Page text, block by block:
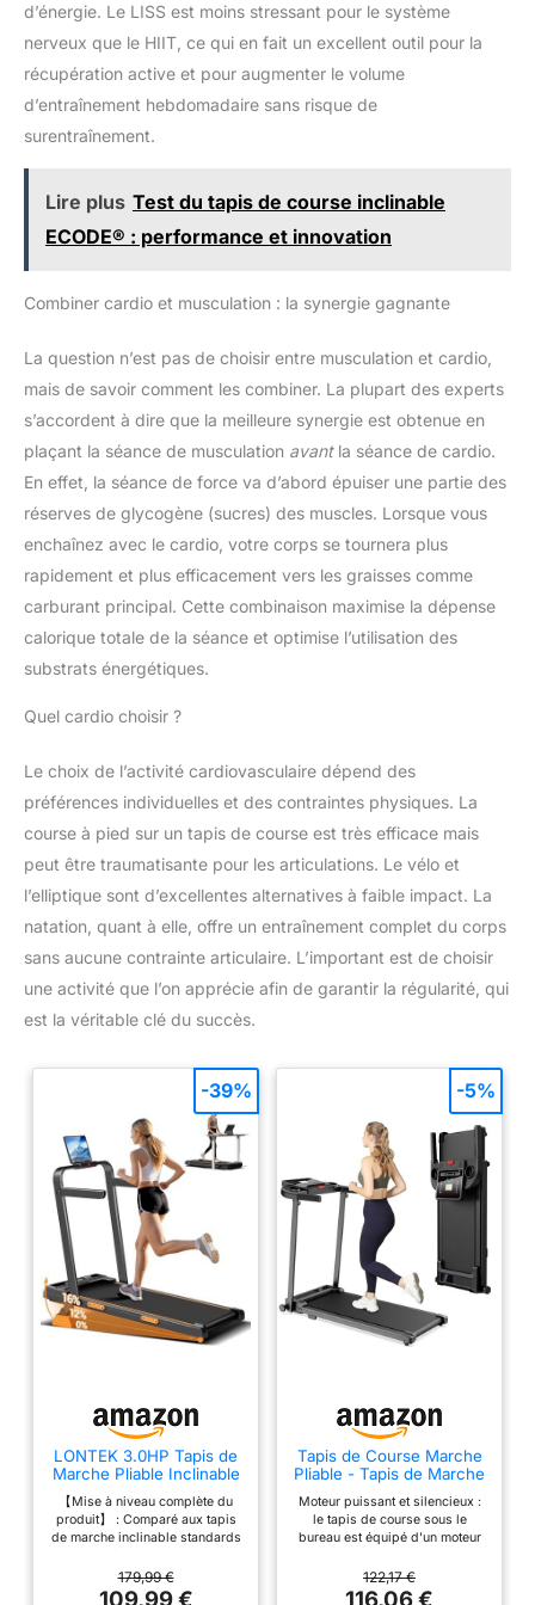
d’énergie. Le LISS est moins stressant pour le système
nerveux que le HIIT, ce qui en fait un excellent outil pour la
récupération active et pour augmenter le volume
d’entraînement hebdomadaire sans risque de
surentraînement.
Lire plus Test du tapis de course inclinable
ECODE® : performance et innovation
Combiner cardio et musculation : la synergie gagnante
La question n’est pas de choisir entre musculation et cardio,
mais de savoir comment les combiner. La plupart des experts
s’accordent à dire que la meilleure synergie est obtenue en
plaçant la séance de musculation avantla séance de cardio.
En effet, la séance de force va d’abord épuiser une partie des
réserves de glycogène (sucres) des muscles. Lorsque vous
enchaînez avec le cardio, votre corps se tournera plus
rapidement et plus efficacement vers les graisses comme
carburant principal. Cette combinaison maximise la dépense
calorique totale de la séance et optimise l’utilisation des
substrats énergétiques.
Quel cardio choisir ?
Le choix de l’activité cardiovasculaire dépend des
préférences individuelles et des contraintes physiques. La
course à pied sur un tapis de course est très efficace mais
peut être traumatisante pour les articulations. Le vélo et
l’elliptique sont d’excellentes alternatives à faible impact. La
natation, quant à elle, offre un entraînement complet du corps
sans aucune contrainte articulaire. L’important est de choisir
une activité que l’on apprécie afin de garantir la régularité, qui
est la véritable clé du succès.
LONTEK 3.0HP Tapis de
Marche Pliable Inclinable
Réglables
【Mise à niveau complète du
produit】 : Comparé aux tapis
de marche inclinable standards
inclinable pliable silencieux
offre un réglage manuel
179,99 €
109,99 €
-39%
Tapis de Course Marche
Pliable - Tapis de Marche
Pad Electrique Silencieux
Tapis Roulant 10 km/h
Treadmill Compact pour
Moteur puissant et silencieux :
le tapis de course sous le
bureau est équipé d'un moteur
CV, qui a des performances
efficaces, une plage de vitesse
122,17 €
116,06 €
-5%